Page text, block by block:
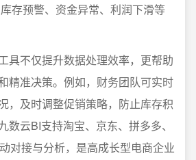
存预警、资金异常、利润下滑等
具不仅提升数据处理效率，更帮助
精准决策。例如，财务团队可实时
，及时调整促销策略，防止库存积
数云BI支持淘宝、京东、拼多多、
对接与分析，是高成长型电商企业